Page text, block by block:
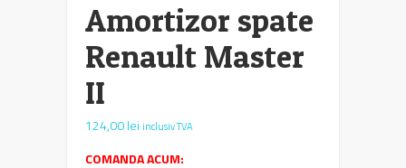
Amortizor spate
Renault Master
II
124,00lei inclusiv TVA
COMANDA ACUM: